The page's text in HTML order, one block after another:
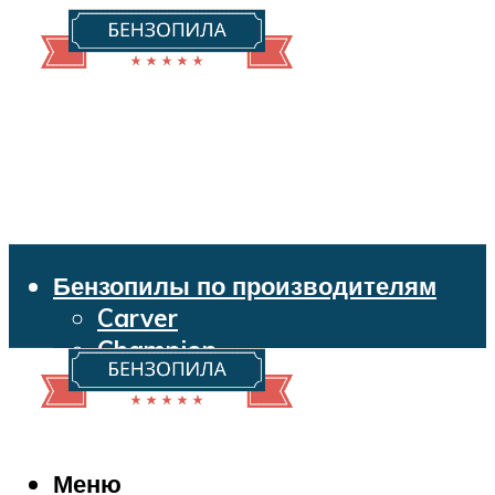
Бензопилы по производителям
Carver
Champion
Echo
Husqvarna
Makita
Меню